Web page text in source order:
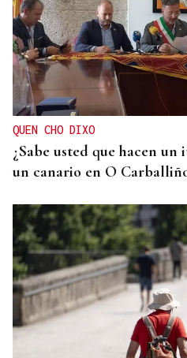
PLAN DE VERANO
Uno de los pueblos más
Ourense y tiene 200
llegar
QUEN CHO DIXO
¿Sabe usted que hacen
un canario en O